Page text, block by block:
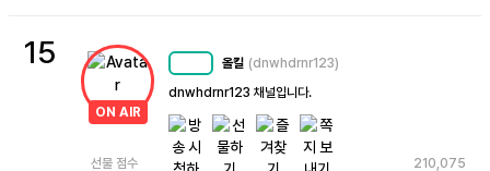
15
ON AIR
올킬 (dnwhdrnr123)
dnwhdrnr123 채널입니다.
선물 점수
210,075